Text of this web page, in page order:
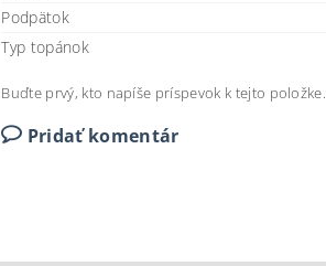
Podpätok
Typ topánok
Buďte prvý, kto napíše príspevok k tejto položke.
Pridať komentár